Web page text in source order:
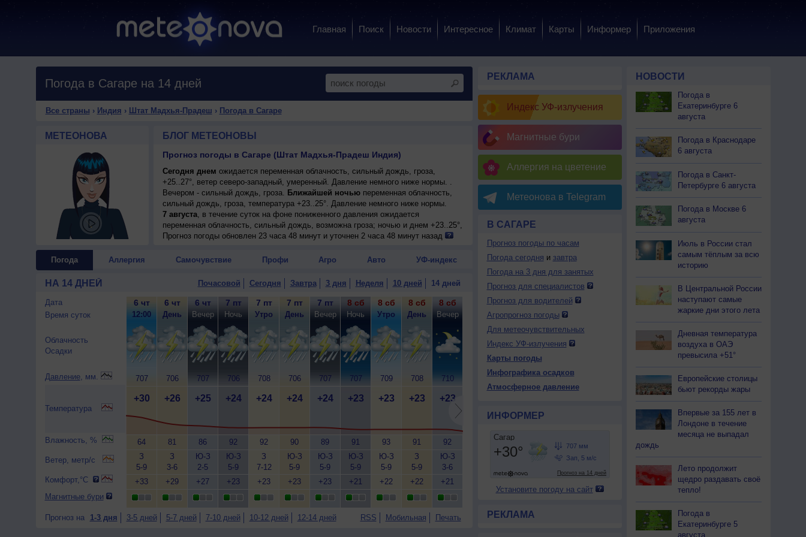
Главная Поиск Новости Интересное Климат Карты Информер Приложения
Погода в Сагаре на 14 дней
Все страны › Индия › Штат Мадхья-Прадеш › Погода в Сагаре
МЕТЕОНОВА БЛОГ МЕТЕОНОВЫ
Прогноз погоды в Сагаре (Штат Мадхья-Прадеш Индия)
Сегодня днем ожидается переменная облачность, сильный дождь, гроза,
+25..27°, ветер северо-западный, умеренный. Давление немного ниже нормы. .
Вечером - сильный дождь, гроза. Ближайшей ночьюпеременная облачность,
сильный дождь, гроза, температура +23..25°. Давление немного ниже нормы.
7 августа, в течение суток на фоне пониженного давления ожидается
переменная облачность, сильный дождь, возможна гроза; ночью и днем +23..25°,
ветер западный, умеренный.
Прогноз погоды обновлен 23 часа 48 минут и уточнен 2 часа 48 минут назад
Погода Аллергия Самочувствие Профи Агро Авто УФ-индекс
НА 14 ДНЕЙ Почасовой Сегодня Завтра 3 дня Неделя 10 дней 14 дней
Дата
Время суток
Облачность
Осадки
Давление, мм.
Температура
Влажность, %
Ветер, метр/с
Комфорт,°C
Магнитные бури
6 чт
12:00
707
+30
64
З
5-9
+33
6 чт
День
706
+26
81
З
3-6
+29
6 чт
Вечер
707
+25
86
Ю-З
2-5
+27
7 пт
Ночь
706
+24
92
Ю-З
5-9
+23
7 пт
Утро
708
+24
92
З
7-12
+23
7 пт
День
706
+24
90
Ю-З
5-9
+23
7 пт
Вечер
707
+24
89
Ю-З
5-9
+23
8 сб
Ночь
707
+23
91
Ю-З
5-9
+21
8 сб
Утро
709
+23
93
Ю-З
5-9
+22
8 сб
День
708
+23
91
З
5-9
+22
8 сб
Вечер
710
+23
92
Ю-З
3-6
+21
9 вс 9 вс
Утро
710
66
З
9 вс
День
708
74
З
9 вс
Вечер
710
87
Ю-З
Ю-З
+29
5-9
+32
10 пн
708
+29
5-9
+32
10 пн
Вечер
709
5-9
+26
11 вт
Ночь
708
5-9
+22
Утро
710
+23
Прогноз на 1-3 дня 3-5 дней 5-7 дней 7-10 дней 10-12 дней 12-14 дней RSS Мобильная Печать
РЕКЛАМА
Индекс УФ-излучения
Магнитные бури
Аллергия на цветение
Метеонова в Telegram
В САГАРЕ
Прогноз погоды по часам
Погода сегодня и завтра
Погода на 3 дня для занятых
Прогноз для специалистов
Прогноз для водителей
Агропрогноз погоды
Для метеочувствительных
Индекс УФ-излучения
Карты погоды
Инфографика осадков
Атмосферное давление
ИНФОРМЕР
Установите погоду на сайт
РЕКЛАМА
НОВОСТИ
Погода в
Екатеринбурге 6
августа
Погода в Краснодаре
6 августа
Погода в Санкт-
Петербурге 6 августа
Погода в Москве 6
августа
Июль в России стал
самым тёплым за всю
историю
В Центральной России
наступают самые
жаркие дни этого лета
Дневная температура
воздуха в ОАЭ
превысила +51°
Европейские столицы
бьют рекорды жары
Впервые за 155 лет в
Лондоне в течение
месяца не выпадал
дождь
Лето продолжит
щедро раздавать своё
тепло!
Погода в
Екатеринбурге 5
августа